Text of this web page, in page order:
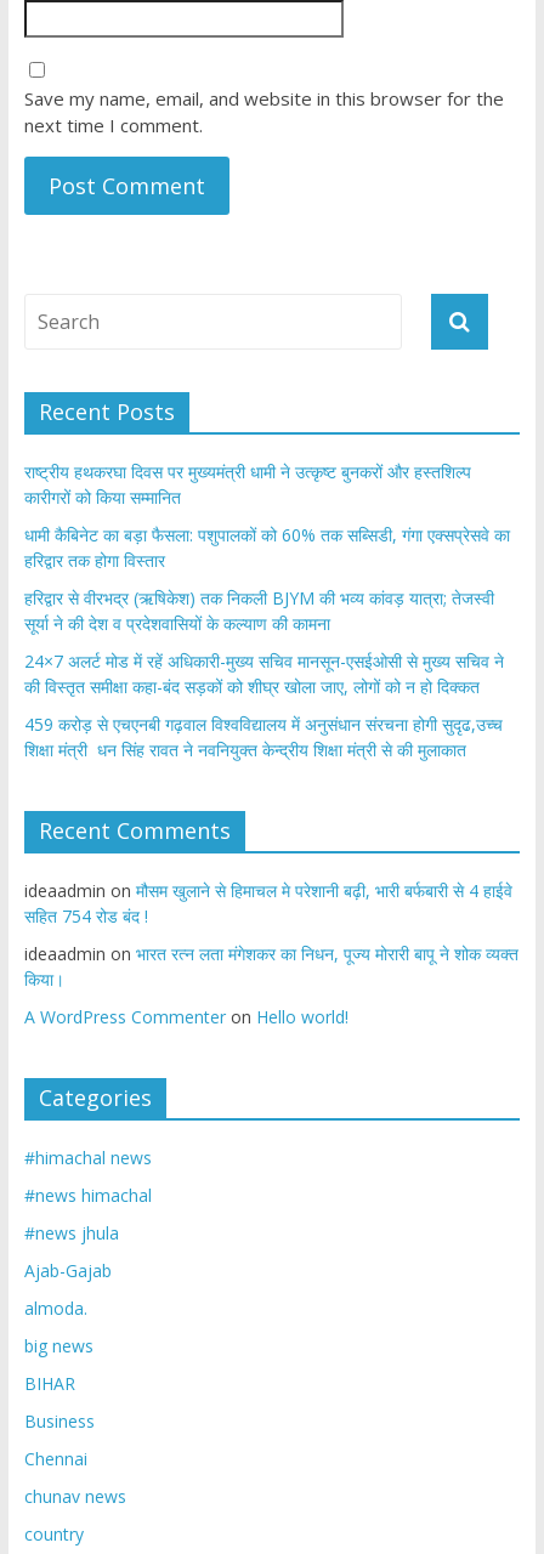
Save my name, email, and website in this browser for the
next time I comment.
Recent Posts
राष्ट्रीय हथकरघा दिवस पर मुख्यमंत्री धामी ने उत्कृष्ट बुनकरों और हस्तशिल्प
कारीगरों को किया सम्मानित
​धामी कैबिनेट का बड़ा फैसला: पशुपालकों को 60% तक सब्सिडी, गंगा एक्सप्रेसवे का
हरिद्वार तक होगा विस्तार
​हरिद्वार से वीरभद्र (ऋषिकेश) तक निकली BJYM की भव्य कांवड़ यात्रा; तेजस्वी
सूर्या ने की देश व प्रदेशवासियों के कल्याण की कामना
24×7 अलर्ट मोड में रहें अधिकारी-मुख्य सचिव मानसून-एसईओसी से मुख्य सचिव ने
की विस्तृत समीक्षा कहा-बंद सड़कों को शीघ्र खोला जाए, लोगों को न हो दिक्कत
459 करोड़ से एचएनबी गढ़वाल विश्वविद्यालय में अनुसंधान संरचना होगी सुदृढ,उच्च
शिक्षा मंत्री धन सिंह रावत ने नवनियुक्त केन्द्रीय शिक्षा मंत्री से की मुलाकात
Recent Comments
ideaadmin on मौसम खुलाने से हिमाचल मे परेशानी बढ़ी, भारी बर्फबारी से 4 हाईवे
सहित 754 रोड बंद !
ideaadmin on भारत रत्न लता मंगेशकर का निधन, पूज्य मोरारी बापू ने शोक व्यक्त
किया।
A WordPress Commenteron Hello world!
Categories
#himachal news
#news himachal
#news jhula
Ajab-Gajab
almoda.
big news
BIHAR
Business
Chennai
chunav news
country